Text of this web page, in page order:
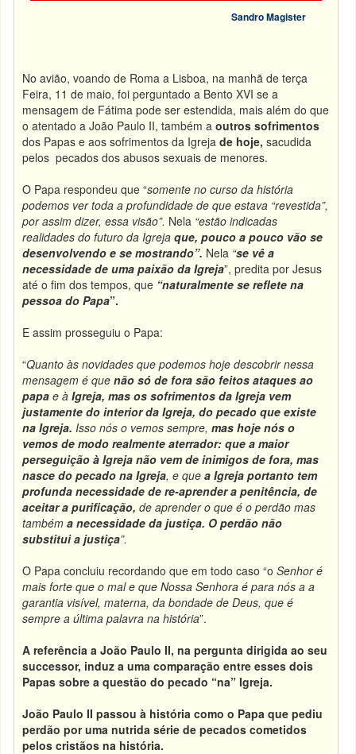
Sandro Magister
No avião, voando de Roma a Lisboa, na manhã de terça
Feira, 11 de maio, foi perguntado a Bento XVI se a
mensagem de Fátima pode ser estendida, mais além do que
o atentado a João Paulo II, também a outrossofrimentos
dos Papas e aos sofrimentos da Igrejade hoje, sacudida
pelos pecados dos abusos sexuais de menores.
O Papa respondeu que “somente no curso da história
podemos ver toda a profundidade de que estava “revestida”,
por assim dizer, essa visão”. Nela “estão indicadas
realidades do futuro da Igrejaque, pouco a pouco vão se
desenvolvendoe se mostrando”. Nela “se vê a
necessidade de uma paixão da Igreja”, predita por Jesus
até o fim dos tempos, que “naturalmente se reflete na
pessoa do Papa”.
E assim prosseguiu o Papa:
“Quanto às novidades que podemos hoje descobrir nessa
mensagem é quenão só de fora são feitos ataques ao
papae àIgreja,mas os sofrimentos da Igreja vem
justamente do interior da Igreja,do pecado que existe
na Igreja. Isso nós o vemos sempre,mas hoje nós o
vemos de modo realmente aterrador:que a maior
perseguição à Igreja não vem de inimigos de fora, mas
nasce do pecado na Igreja, e quea Igreja portanto tem
profunda necessidade de re-aprender a penitência, de
aceitar a purificação,de aprender o que é o perdão mas
também a necessidade da justiça. O perdão não
substitui a justiça”.
O Papa concluiu recordando que em todo caso “o Senhor é
mais forte que o mal e que Nossa Senhora é para nós a a
garantia visível, materna, da bondade de Deus, que é
sempre a última palavra na história”.
A referência a João Paulo II, na pergunta dirigida ao seu
successor, induz a uma comparação entre esses dois
Papas sobre a questão do pecado “na” Igreja.
João Paulo II passou à história como o Papa que pediu
perdão por uma nutrida série de pecados cometidos
pelos cristãos na história.